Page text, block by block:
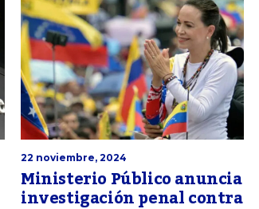
22 noviembre, 2024
Ministerio Público anuncia
investigación penal contra